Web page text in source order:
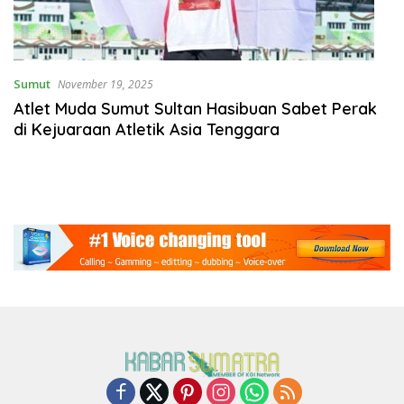
Sumut November 19, 2025
Atlet Muda Sumut Sultan Hasibuan Sabet Perak
di Kejuaraan Atletik Asia Tenggara